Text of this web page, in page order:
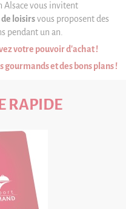
Alsace vous invitent
de loisirsvous proposent des
pendant un an.
votre pouvoir d'achat !
gourmands et des bons plans !
RAPIDE